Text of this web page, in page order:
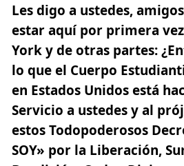
Les digo a ustedes,
estar aquí por primera
York y de otras partes:
lo que el Cuerpo
en Estados Unidos está
Servicio a ustedes y al
estos Todopoderosos
SOY» por la Liberación,